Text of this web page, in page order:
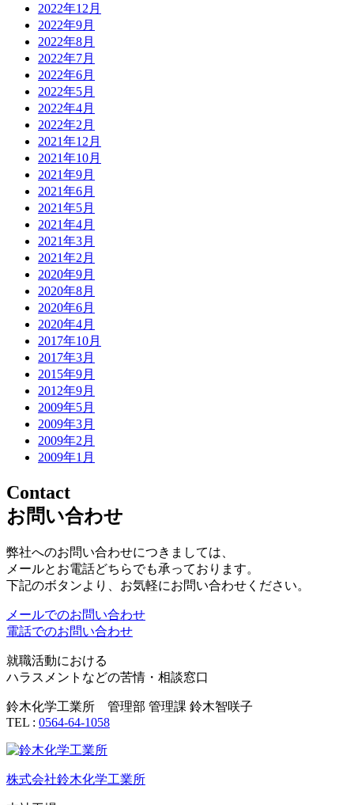
2022年12月
2022年9月
2022年8月
2022年7月
2022年6月
2022年5月
2022年4月
2022年2月
2021年12月
2021年10月
2021年9月
2021年6月
2021年5月
2021年4月
2021年3月
2021年2月
2020年9月
2020年8月
2020年6月
2020年4月
2017年10月
2017年3月
2015年9月
2012年9月
2009年5月
2009年3月
2009年2月
2009年1月
Contact
お問い合わせ
弊社へのお問い合わせにつきましては、
メールとお電話どちらでも承っております。
下記のボタンより、お気軽にお問い合わせください。
メールでのお問い合わせ
電話でのお問い合わせ
就職活動における
ハラスメントなどの苦情・相談窓口
鈴木化学工業所 管理部 管理課 鈴木智咲子
TEL : 0564-64-1058
株式会社鈴木化学工業所